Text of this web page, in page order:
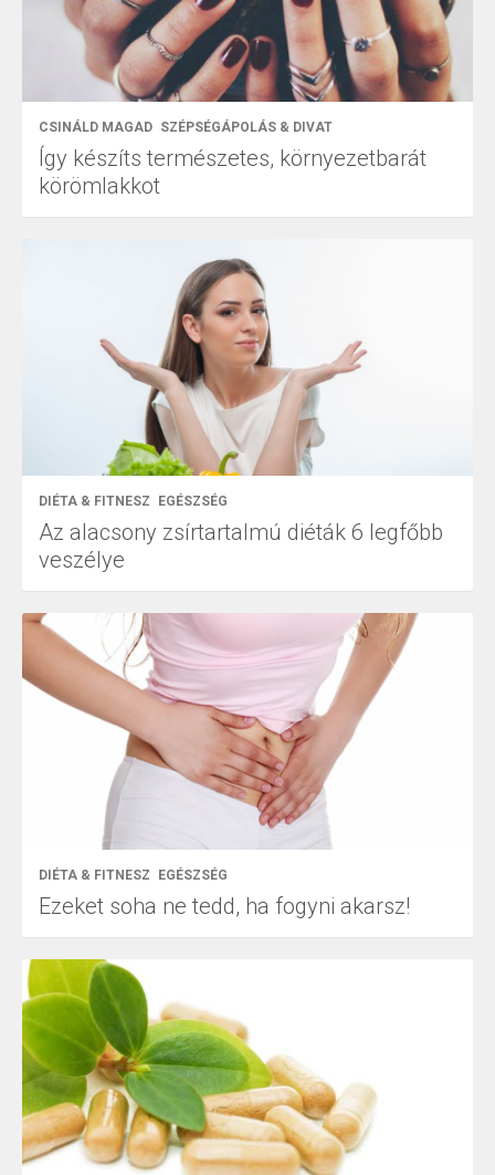
CSINÁLD MAGAD SZÉPSÉGÁPOLÁS & DIVAT
Így készíts természetes, környezetbarát
körömlakkot
DIÉTA & FITNESZ EGÉSZSÉG
Az alacsony zsírtartalmú diéták 6 legfőbb
veszélye
DIÉTA & FITNESZ EGÉSZSÉG
Ezeket soha ne tedd, ha fogyni akarsz!